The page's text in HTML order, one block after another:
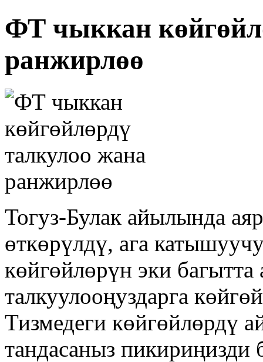
ФТ чыккан
ранжирлөө
Тогуз-Булак айылында
өткөрүлдү, ага
көйгөйлөрүн эки
талкуулооңуздарга
Тизмедеги көйгөйлөрдү
тандасаныз пикириңизди